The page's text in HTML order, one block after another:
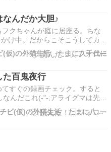
んだか大胆♪
クちゃんが庭に居座る。ちな
け中。だからこそこうしてカメ
ちゃんの様子を監視するしかな
だがフクちゃんはカメラのマイ
動きだす。やれやれ、さすがに
(仮)の外猫生活 たまに八千代に
た百鬼夜行
すぐの録画チェック。すると
んだこれ(-"-;アライグマは先日
は値しない。（困るが）だが複数
の猫まで…夏の夜とはいえ百鬼
チビ(仮)の外猫生活 たまに八千代に